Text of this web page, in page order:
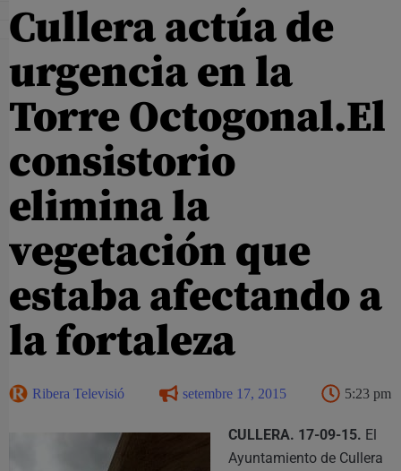
Cullera actúa de
urgencia en la
Torre Octogonal.El
consistorio
elimina la
vegetación que
estaba afectando a
la fortaleza
Ribera Televisió setembre 17, 2015 5:23 pm
CULLERA. 17-09-15. El
Ayuntamiento de Cullera